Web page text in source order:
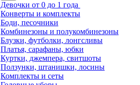
Девочки от 0 до 1 года
Конверты и комплекты
Боди, песочники
Комбинезоны и полукомбинезоны
Блузки, футболки, лонгсливы
Платья, сарафаны, юбки
Куртки, джемпера, свитшоты
Ползунки, штанишки, лосины
Комплекты и сеты